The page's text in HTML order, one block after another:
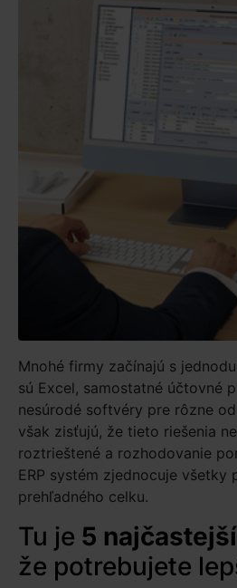
Mnohé firmy začínajú s
sú Excel, samostatné účtovné
nesúrodé softvéry pre rôzne
však zisťujú, že tieto riešenia
roztrieštené a rozhodovanie
ERP systém zjednocuje všetky
prehľadného celku.
Tu je 5
že potrebujete